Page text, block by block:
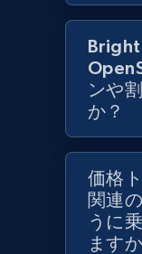
Rating,
and more.
1.3K+
Target -
URL, Product
Rating,
and more.
ンや
か？
価格
関連
うに
ます